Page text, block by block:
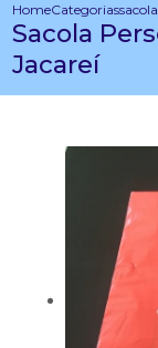
HomeCategorias
Sacola
Jacareí